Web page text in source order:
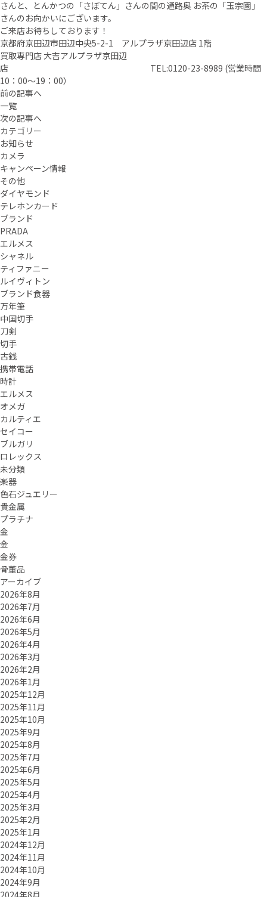
さんと、とんかつの「さぼてん」さんの間の通路奥 お茶の「玉宗園」
さんのお向かいにございます。
ご来店お待ちしております！
京都府京田辺市田辺中央5-2-1 アルプラザ京田辺店 1階
買取専門店 大吉アルプラザ京田辺
店 TEL:0120-23-8989 (営業時間
10：00～19：00）
前の記事へ
一覧
次の記事へ
カテゴリー
お知らせ
カメラ
キャンペーン情報
その他
ダイヤモンド
テレホンカード
ブランド
PRADA
エルメス
シャネル
ティファニー
ルイヴィトン
ブランド食器
万年筆
中国切手
刀剣
切手
古銭
携帯電話
時計
エルメス
オメガ
カルティエ
セイコー
ブルガリ
ロレックス
未分類
楽器
色石ジュエリー
貴金属
プラチナ
金
金
金券
骨董品
アーカイブ
2026年8月
2026年7月
2026年6月
2026年5月
2026年4月
2026年3月
2026年2月
2026年1月
2025年12月
2025年11月
2025年10月
2025年9月
2025年8月
2025年7月
2025年6月
2025年5月
2025年4月
2025年3月
2025年2月
2025年1月
2024年12月
2024年11月
2024年10月
2024年9月
2024年8月